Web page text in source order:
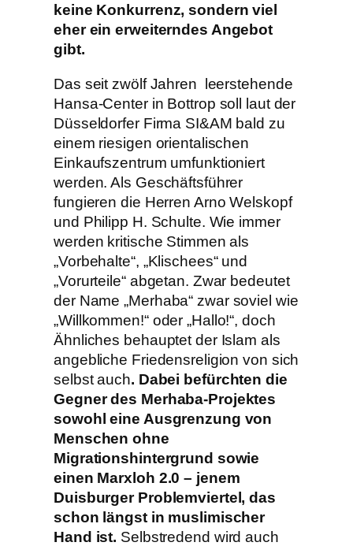
keine Konkurrenz, sondern viel
eher ein erweiterndes Angebot
gibt.
Das seit zwölf Jahren leerstehende
Hansa-Center in Bottrop soll laut der
Düsseldorfer Firma SI&AM bald zu
einem riesigen orientalischen
Einkaufszentrum umfunktioniert
werden. Als Geschäftsführer
fungieren die Herren Arno Welskopf
und Philipp H. Schulte. Wie immer
werden kritische Stimmen als
„Vorbehalte“, „Klischees“ und
„Vorurteile“ abgetan. Zwar bedeutet
der Name „Merhaba“ zwar soviel wie
„Willkommen!“ oder „Hallo!“, doch
Ähnliches behauptet der Islam als
angebliche Friedensreligion von sich
selbst auch. Dabei befürchten die
Gegner des Merhaba-Projektes
sowohl eine Ausgrenzung von
Menschen ohne
Migrationshintergrund sowie
einen Marxloh 2.0 – jenem
Duisburger Problemviertel, das
schon längst in muslimischer
Hand ist. Selbstredend wird auch